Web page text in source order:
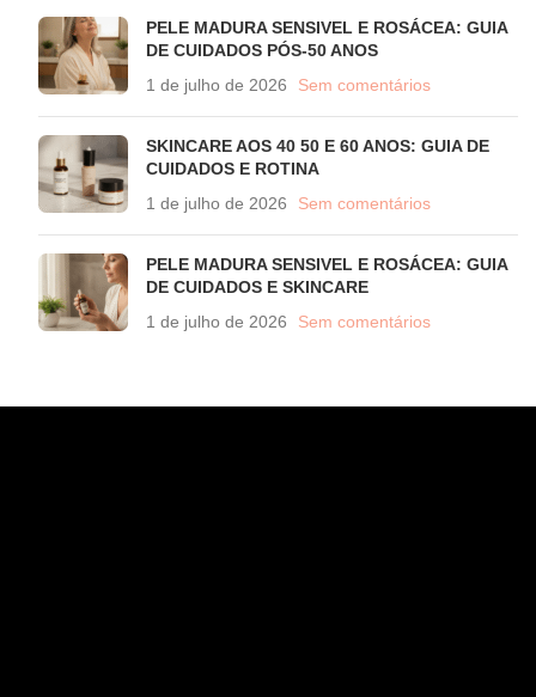
PELE MADURA SENSIVEL E ROSÁCEA: GUIA
DE CUIDADOS PÓS-50 ANOS
1 de julho de 2026
Sem comentários
SKINCARE AOS 40 50 E 60 ANOS: GUIA DE
CUIDADOS E ROTINA
1 de julho de 2026
Sem comentários
PELE MADURA SENSIVEL E ROSÁCEA: GUIA
DE CUIDADOS E SKINCARE
1 de julho de 2026
Sem comentários